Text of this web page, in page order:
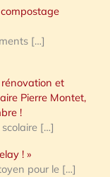
[…]
et
Pierre Montet,
!
[…]
! »
pour le […]